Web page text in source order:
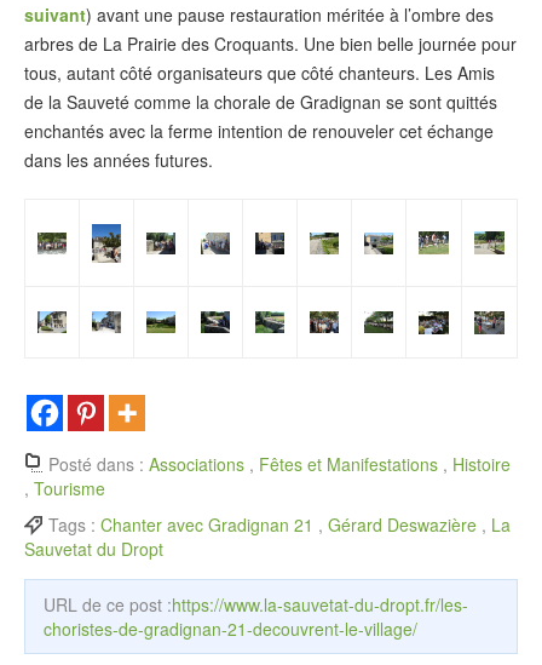
suivant) avant une pause restauration méritée à l’ombre des
arbres de La Prairie des Croquants. Une bien belle journée pour
tous, autant côté organisateurs que côté chanteurs. Les Amis
de la Sauveté comme la chorale de Gradignan se sont quittés
enchantés avec la ferme intention de renouveler cet échange
dans les années futures.
Posté dans : Associations , Fêtes et Manifestations , Histoire
, Tourisme
Tags : Chanter avec Gradignan 21 , Gérard Deswazière , La
Sauvetat du Dropt
URL de ce post :https://www.la-sauvetat-du-dropt.fr/les-
choristes-de-gradignan-21-decouvrent-le-village/